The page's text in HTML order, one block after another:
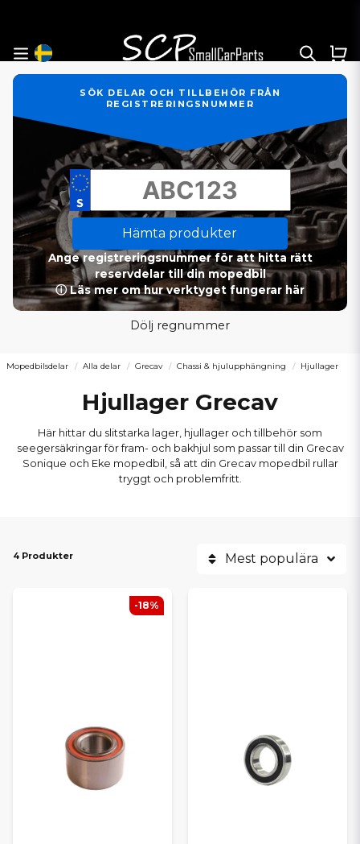
SÖK DELAR OCH TILLBEHÖR FRÅN
REGISTRERINGSNUMMER
Hämta produkter
Ange registreringsnummer för att hitta rätt
reservdelar till din mopedbil
ⓘ Läs mer om hur verktyget fungerar här
Dölj regnummer
Mopedbilsdelar Alla delar Grecav Chassi & hjulupphängning Hjullager
Hjullager Grecav
Här hittar du slitstarka lager, hjullager och tillbehör som
seegersäkringar för fram- och bakhjul som passar till din Grecav
Sonique och Eke mopedbil, så att din Grecav mopedbil rullar
tryggt och problemfritt.
4 Produkter Mest populära
-18%